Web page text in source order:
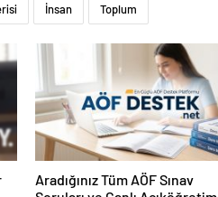
İnsan Toplum
Aradığınız Tüm AÖF Sınav